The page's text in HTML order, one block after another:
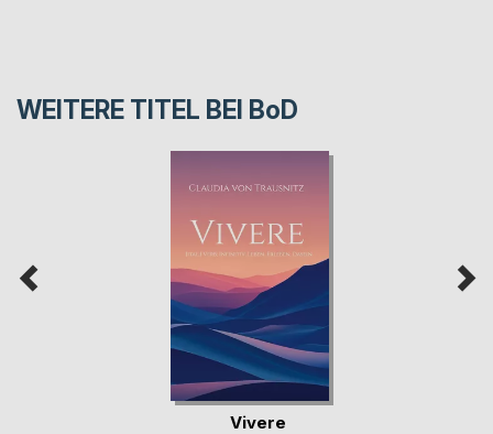
WEITERE TITEL BEI BoD
Vivere